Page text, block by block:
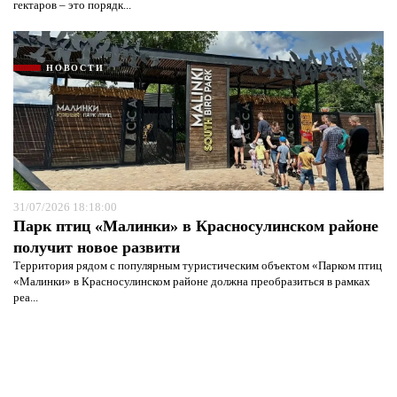
гектаров – это порядк...
НОВОСТИ
31/07/2026 18:18:00
Парк птиц «Малинки» в Красносулинском районе
получит новое развити
Территория рядом с популярным туристическим объектом «Парком птиц
«Малинки» в Красносулинском районе должна преобразиться в рамках
реа...